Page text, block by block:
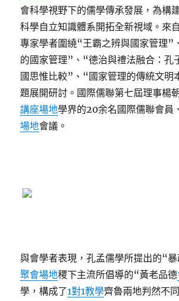
會科學視野下的儒學傳承發展，為構
科學自立知識體系開拓全新視域。來
專家學者圍繞“王霸之辨與國家管理”
的國家管理”、“德治與禮法融合：孔
國思惟比較”、“國家管理的傳統文明
題展開研討。國際儒聯第七屆理事楊
講座場地學界的20余名國際儒聯會員
場地會議。
與會學者表現，孔孟儒學所提出的“
聚會場地稷下主流所倡導的“黃老品德
學，構成了1對1教學齊魯兩地判然不